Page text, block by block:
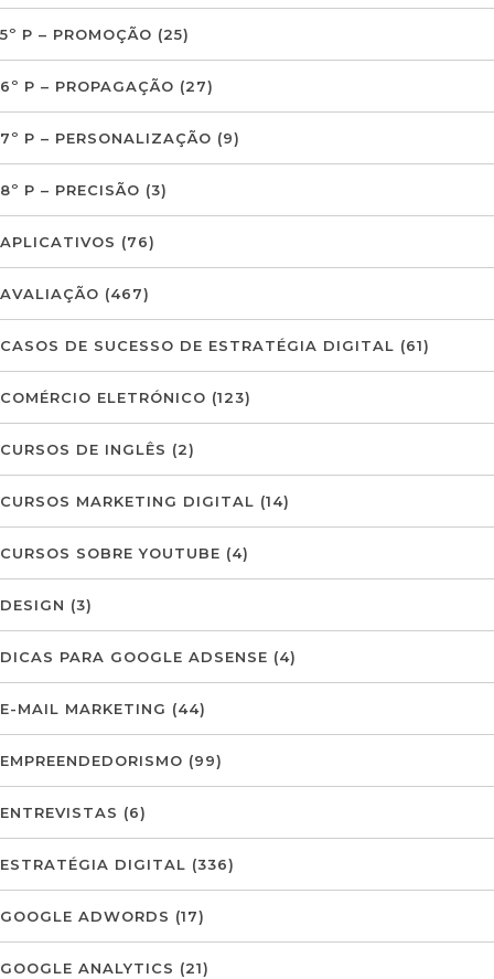
5º P – PROMOÇÃO (25)
6º P – PROPAGAÇÃO (27)
7º P – PERSONALIZAÇÃO (9)
8º P – PRECISÃO (3)
APLICATIVOS (76)
AVALIAÇÃO (467)
CASOS DE SUCESSO DE ESTRATÉGIA DIGITAL (61)
COMÉRCIO ELETRÓNICO (123)
CURSOS DE INGLÊS (2)
CURSOS MARKETING DIGITAL (14)
CURSOS SOBRE YOUTUBE (4)
DESIGN (3)
DICAS PARA GOOGLE ADSENSE (4)
E-MAIL MARKETING (44)
EMPREENDEDORISMO (99)
ENTREVISTAS (6)
ESTRATÉGIA DIGITAL (336)
GOOGLE ADWORDS (17)
GOOGLE ANALYTICS (21)